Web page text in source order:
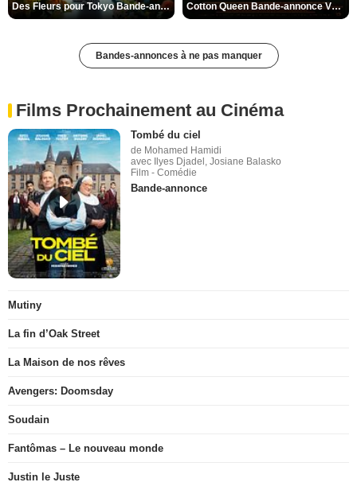
Des Fleurs pour Tokyo Bande-annonce VO STFR Cotton Queen Bande-annonce VO STFR
Bandes-annonces à ne pas manquer
Films Prochainement au Cinéma
Tombé du ciel
de Mohamed Hamidi
avec Ilyes Djadel, Josiane Balasko
Film - Comédie
Bande-annonce
Mutiny
La fin d’Oak Street
La Maison de nos rêves
Avengers: Doomsday
Soudain
Fantômas – Le nouveau monde
Justin le Juste